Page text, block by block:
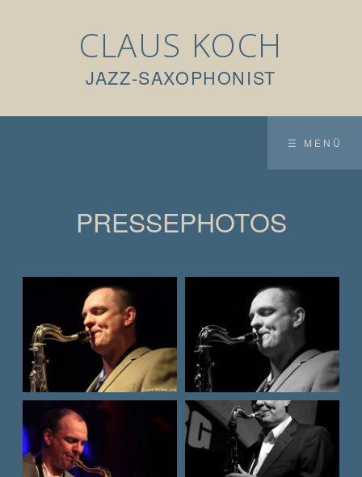
CLAUS KOCH
JAZZ-SAXOPHONIST
☰ MENÜ
PRESSEPHOTOS